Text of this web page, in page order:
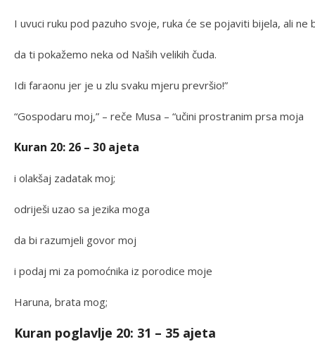
I uvuci ruku pod pazuho svoje, ruka će se pojaviti bijela, ali
da ti pokažemo neka od Naših velikih čuda.
Idi faraonu jer je u zlu svaku mjeru prevršio!”
“Gospodaru moj,” – reče Musa – “učini prostranim prsa moja
Kuran 20: 26 – 30 ajeta
i olakšaj zadatak moj;
odriješi uzao sa jezika moga
da bi razumjeli govor moj
i podaj mi za pomoćnika iz porodice moje
Haruna, brata mog;
Kuran poglavlje 20: 31 – 35 ajeta